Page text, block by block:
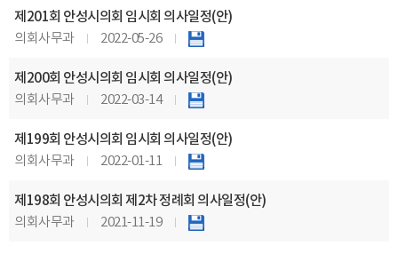
제201회 안성시의회 임시회 의사일정(안)
의회사무과 2022-05-26
제200회 안성시의회 임시회 의사일정(안)
의회사무과 2022-03-14
제199회 안성시의회 임시회 의사일정(안)
의회사무과 2022-01-11
제198회 안성시의회 제2차 정례회 의사일정(안)
의회사무과 2021-11-19